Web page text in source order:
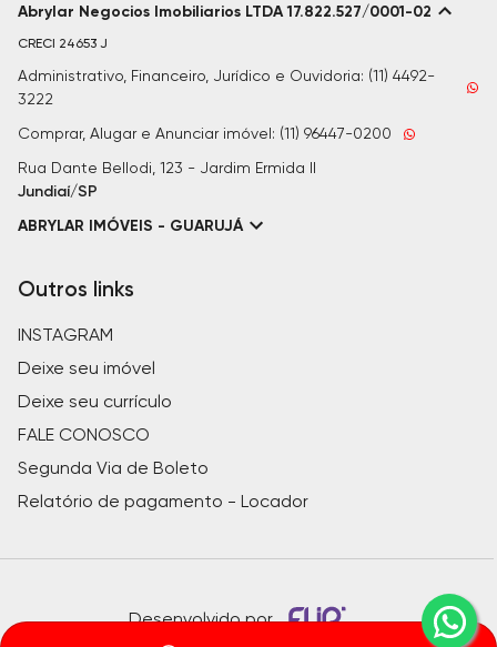
Abrylar Negocios Imobiliarios LTDA 17.822.527/0001-02
CRECI 24653 J
Administrativo, Financeiro, Jurídico e Ouvidoria: (11) 4492-
3222
Comprar, Alugar e Anunciar imóvel: (11) 96447-0200
Rua Dante Bellodi, 123 - Jardim Ermida II
Jundiaí/SP
ABRYLAR IMÓVEIS - GUARUJÁ
Outros links
INSTAGRAM
Deixe seu imóvel
Deixe seu currículo
FALE CONOSCO
Segunda Via de Boleto
Relatório de pagamento - Locador
Desenvolvido por